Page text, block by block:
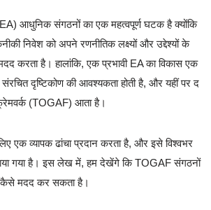
आधुनिक संगठनों का एक महत्वपूर्ण घटक है क्योंकि
निवेश को अपने रणनीतिक लक्ष्यों और उद्देश्यों के
करता है। हालांकि, एक प्रभावी EA का विकास एक
दृष्टिकोण की आवश्यकता होती है, और यहीं पर द
(TOGAF) आता है।
एक व्यापक ढांचा प्रदान करता है, और इसे विश्वभर
गया है। इस लेख में, हम देखेंगे कि TOGAF संगठनों
कैसे मदद कर सकता है।